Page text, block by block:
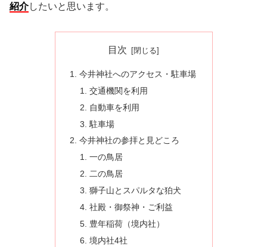
紹介したいと思います。
目次
今井神社へのアクセス・駐車場
交通機関を利用
自動車を利用
駐車場
今井神社の参拝と見どころ
一の鳥居
二の鳥居
獅子山とスパルタな狛犬
社殿・御祭神・ご利益
豊年稲荷（境内社）
境内社4社